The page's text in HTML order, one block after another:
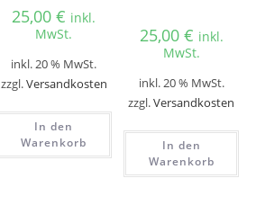
25,00€ inkl.
MwSt.
inkl. 20 % MwSt.
zzgl.Versandkosten
In den
Warenkorb
25,00 € inkl.
MwSt.
inkl. 20 % MwSt.
zzgl.Versandkosten
In den
Warenkorb